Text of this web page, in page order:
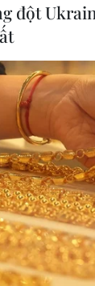
nghị tăng lãi
sớm hạ
Quốc
2026
đột